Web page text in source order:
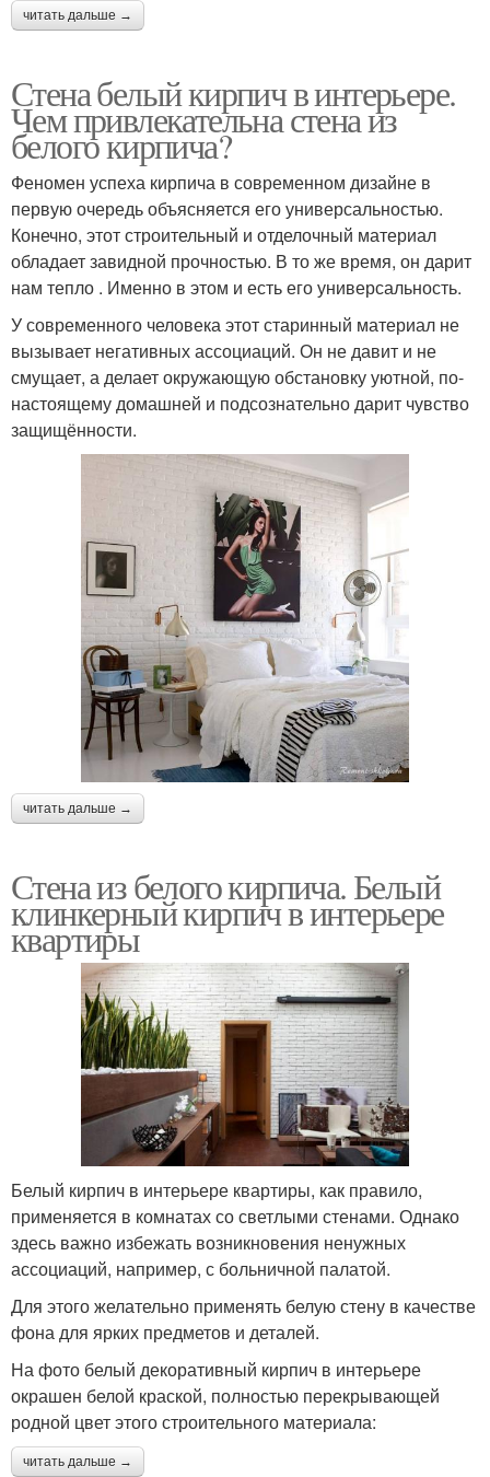
читать дальше →
Стена белый кирпич в интерьере.
Чем привлекательна стена из
белого кирпича?
Феномен успеха кирпича в современном дизайне в
первую очередь объясняется его универсальностью.
Конечно, этот строительный и отделочный материал
обладает завидной прочностью. В то же время, он дарит
нам тепло . Именно в этом и есть его универсальность.
У современного человека этот старинный материал не
вызывает негативных ассоциаций. Он не давит и не
смущает, а делает окружающую обстановку уютной, по-
настоящему домашней и подсознательно дарит чувство
защищённости.
читать дальше →
Стена из белого кирпича. Белый
клинкерный кирпич в интерьере
квартиры
Белый кирпич в интерьере квартиры, как правило,
применяется в комнатах со светлыми стенами. Однако
здесь важно избежать возникновения ненужных
ассоциаций, например, с больничной палатой.
Для этого желательно применять белую стену в качестве
фона для ярких предметов и деталей.
На фото белый декоративный кирпич в интерьере
окрашен белой краской, полностью перекрывающей
родной цвет этого строительного материала:
читать дальше →